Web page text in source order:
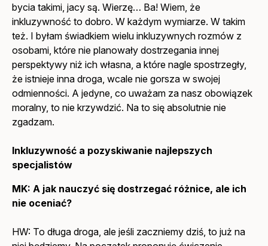
bycia takimi, jacy są. Wierzę… Ba! Wiem, że
inkluzywność to dobro. W każdym wymiarze. W takim
też. I byłam świadkiem wielu inkluzywnych rozmów z
osobami, które nie planowały dostrzegania innej
perspektywy niż ich własna, a które nagle spostrzegły,
że istnieje inna droga, wcale nie gorsza w swojej
odmienności. A jedyne, co uważam za nasz obowiązek
moralny, to nie krzywdzić. Na to się absolutnie nie
zgadzam.
Inkluzywność a pozyskiwanie najlepszych
specjalistów
MK: A jak nauczyć się dostrzegać różnice, ale ich
nie oceniać?
HW: To długa droga, ale jeśli zaczniemy dziś, to już na